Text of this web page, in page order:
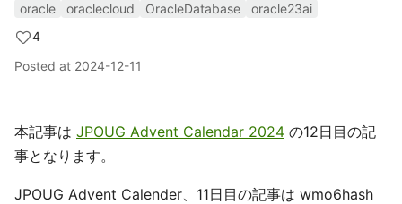
oracle oraclecloud OracleDatabase
oracle23ai
4
Posted at 2024-12-11
本記事は JPOUG Advent Calendar 2024 の12日目の記
事となります。
JPOUG Advent Calender、11日目の記事は wmo6hash